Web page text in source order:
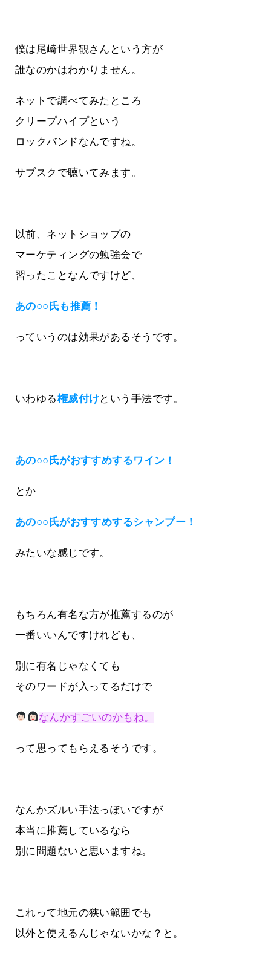
僕は尾崎世界観さんという方が
誰なのかはわかりません。
ネットで調べてみたところ
クリープハイプという
ロックバンドなんですね。
サブスクで聴いてみます。
以前、ネットショップの
マーケティングの勉強会で
習ったことなんですけど、
あの○○氏も推薦！
っていうのは効果があるそうです。
いわゆる権威付けという手法です。
あの○○氏がおすすめするワイン！
とか
あの○○氏がおすすめするシャンプー！
みたいな感じです。
もちろん有名な方が推薦するのが
一番いいんですけれども、
別に有名じゃなくても
そのワードが入ってるだけで
なんかすごいのかもね。
って思ってもらえるそうです。
なんかズルい手法っぽいですが
本当に推薦しているなら
別に問題ないと思いますね。
これって地元の狭い範囲でも
以外と使えるんじゃないかな？と。